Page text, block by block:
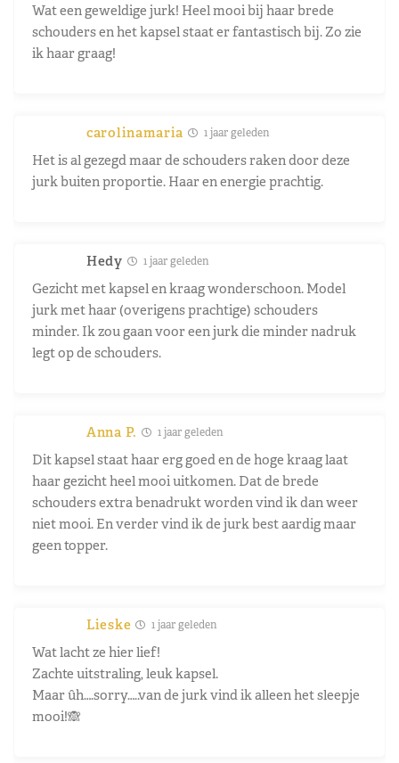
Wat een geweldige jurk! Heel mooi bij haar brede
schouders en het kapsel staat er fantastisch bij. Zo zie
ik haar graag!
carolinamaria 1 jaar geleden
Het is al gezegd maar de schouders raken door deze
jurk buiten proportie. Haar en energie prachtig.
Hedy 1 jaar geleden
Gezicht met kapsel en kraag wonderschoon. Model
jurk met haar (overigens prachtige) schouders
minder. Ik zou gaan voor een jurk die minder nadruk
legt op de schouders.
Anna P. 1 jaar geleden
Dit kapsel staat haar erg goed en de hoge kraag laat
haar gezicht heel mooi uitkomen. Dat de brede
schouders extra benadrukt worden vind ik dan weer
niet mooi. En verder vind ik de jurk best aardig maar
geen topper.
Lieske 1 jaar geleden
Wat lacht ze hier lief!
Zachte uitstraling, leuk kapsel.
Maar ûh….sorry…..van de jurk vind ik alleen het sleepje
mooi!🙈